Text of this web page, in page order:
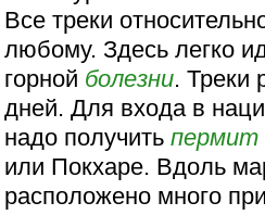
Все треки
любому. Здесь легко
горной болезни. Треки
дней. Для входа в
надо получитьпермит
или Покхаре. Вдоль
расположено много